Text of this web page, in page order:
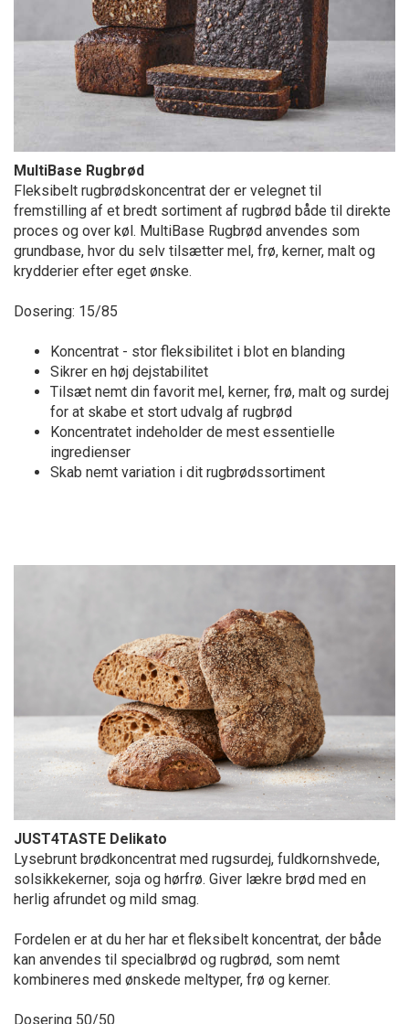
MultiBase Rugbrød
Fleksibelt rugbrødskoncentrat der er velegnet til
fremstilling af et bredt sortiment af rugbrød både til direkte
proces og over køl. MultiBase Rugbrød anvendes som
grundbase, hvor du selv tilsætter mel, frø, kerner, malt og
krydderier efter eget ønske.
Dosering: 15/85
Koncentrat - stor fleksibilitet i blot en blanding
Sikrer en høj dejstabilitet
Tilsæt nemt din favorit mel, kerner, frø, malt og surdej
for at skabe et stort udvalg af rugbrød
Koncentratet indeholder de mest essentielle
ingredienser
Skab nemt variation i dit rugbrødssortiment
JUST4TASTE Delikato
Lysebrunt brødkoncentrat med rugsurdej, fuldkornshvede,
solsikkekerner, soja og hørfrø. Giver lækre brød med en
herlig afrundet og mild smag.
Fordelen er at du her har et fleksibelt koncentrat, der både
kan anvendes til specialbrød og rugbrød, som nemt
kombineres med ønskede meltyper, frø og kerner.
Dosering 50/50